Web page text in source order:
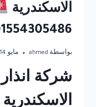
الاسكندرية
بواسطة ahmed مايو 14, 2026
شركة